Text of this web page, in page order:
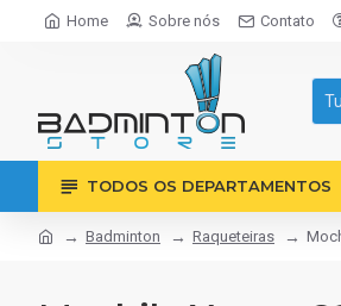
Home Sobre nós Contato
TODOS OS DEPARTAMENTOS
Badminton Raqueteiras